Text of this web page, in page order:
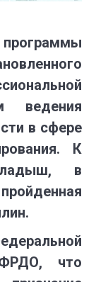
ведения
в сфере
К
в
ФРДО, что